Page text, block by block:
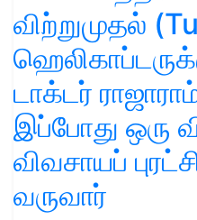
விற்றுமுதல்
டாக்டர் ராஜாராம்
இப்போது ஒரு
விவசாயப்
வருவார்